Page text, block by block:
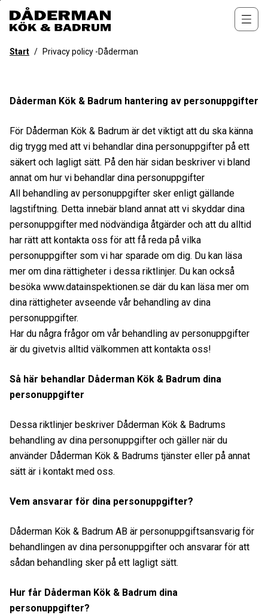
övergripande
förStart / Privacy policy -Dåderman
Dåderman Kök & Badrum hantering av personuppgifter
För Dåderman Kök & Badrum är det viktigt att du ska känna
dig trygg med att vi behandlar dina personuppgifter på ett
säkert och lagligt sätt. På den här sidan beskriver vi bland
annat om hur vi behandlar dina personuppgifter
All behandling av personuppgifter sker enligt gällande
lagstiftning. Detta innebär bland annat att vi skyddar dina
personuppgifter med nödvändiga åtgärder och att du alltid
har rätt att kontakta oss för att få reda på vilka
personuppgifter som vi har sparade om dig. Du kan läsa
mer om dina rättigheter i dessa riktlinjer. Du kan också
besöka www.datainspektionen.se där du kan läsa mer om
dina rättigheter avseende vår behandling av dina
personuppgifter.
Har du några frågor om vår behandling av personuppgifter
är du givetvis alltid välkommen att kontakta oss!
Så här behandlar Dåderman Kök & Badrum dina
personuppgifter
Dessa riktlinjer beskriver Dåderman Kök & Badrums
behandling av dina personuppgifter och gäller när du
använder Dåderman Kök & Badrums tjänster eller på annat
sätt är i kontakt med oss.
Vem ansvarar för dina personuppgifter?
Dåderman Kök & Badrum AB är personuppgiftsansvarig för
behandlingen av dina personuppgifter och ansvarar för att
sådan behandling sker på ett lagligt sätt.
Hur får Dåderman Kök & Badrum dina
personuppgifter?